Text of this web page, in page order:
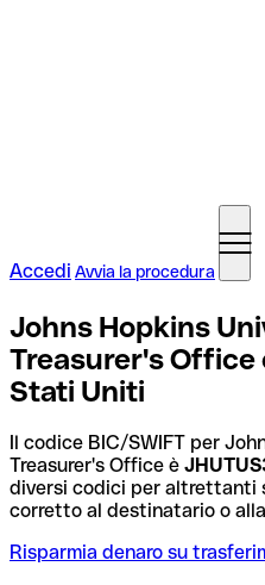
Accedi Avvia la procedura
Johns Hopkins
Treasurer's Office
Stati Uniti
Il codice BIC/SWIFT per
Treasurer's Office è
diversi codici per altrettanti
corretto al destinatario o
Risparmia denaro su